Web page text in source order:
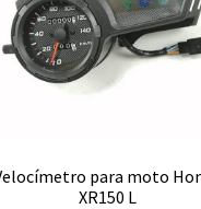
para moto
XR150 L